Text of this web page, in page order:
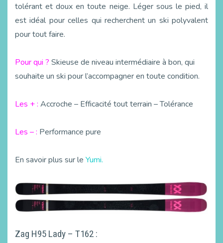
tolérant et doux en toute neige. Léger sous le pied, il
est idéal pour celles qui recherchent un ski polyvalent
pour tout faire.
Pour qui ? Skieuse de niveau intermédiaire à bon, qui
souhaite un ski pour l’accompagner en toute condition.
Les + : Accroche – Efficacité tout terrain – Tolérance
Les – : Performance pure
En savoir plus sur le Yumi.
Zag H95 Lady – T162 :